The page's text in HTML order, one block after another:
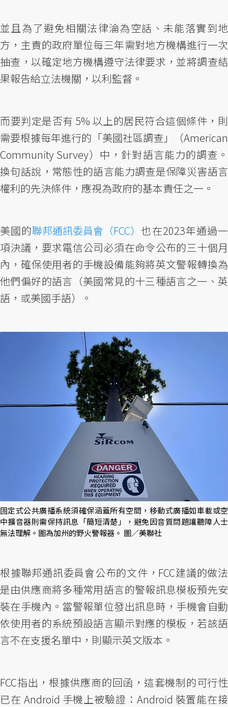
並且為了避免相關法律淪為空話、未能落實到地
方，主責的政府單位每三年需對地方機構進行一次
抽查，以確定地方機構遵守法律要求，並將調查結
果報告給立法機關，以利監督。
而要判定是否有 5% 以上的居民符合這個條件，則
需要根據每年進行的「美國社區調查」（American
Community Survey）中，針對語言能力的調查。
換句話說，常態性的語言能力調查是保障災害語言
權利的先決條件，應視為政府的基本責任之一。
美國的聯邦通訊委員會（FCC） 也在2023年通過一
項決議，要求電信公司必須在命令公布的三十個月
內，確保使用者的手機設備能夠將英文警報轉換為
他們偏好的語言（美國常見的十三種語言之一、英
語，或美國手語）。
固定式公共廣播系統須確保涵蓋所有空間，移動式廣播如車載或空
中擴音器則需保持訊息「簡短清楚」，避免因音質問題讓聽障人士
無法理解。圖為加州的野火警報器。 圖／美聯社
根據聯邦通訊委員會公布的文件，FCC建議的做法
是由供應商將多種常用語言的警報訊息模板預先安
裝在手機內。當警報單位發出訊息時，手機會自動
依使用者的系統預設語言顯示對應的模板，若該語
言不在支援名單中，則顯示英文版本。
FCC指出，根據供應商的回函，這套機制的可行性
已在 Android 手機上被驗證：Android 裝置能在接